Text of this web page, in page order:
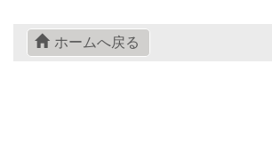
ホームへ戻る